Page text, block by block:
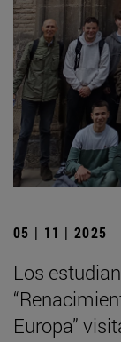
05 | 11 | 2025
Los
Europa”